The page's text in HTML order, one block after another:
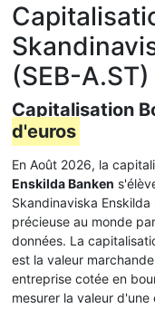
(SEB-A.ST)
Capitalisation
d'euros
En Août 2026, la
Enskilda Banken
Skandinaviska Enskilda
précieuse au monde
données. La
est la valeur
entreprise cotée en
mesurer la valeur d'une